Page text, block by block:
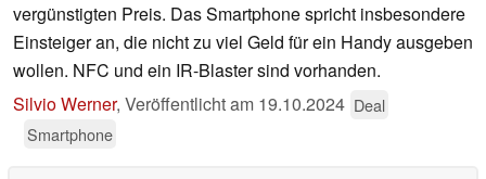
vergünstigten Preis. Das Smartphone spricht insbesondere
Einsteiger an, die nicht zu viel Geld für ein Handy ausgeben
wollen. NFC und ein IR-Blaster sind vorhanden.
Silvio Werner, Veröffentlicht am 19.10.2024 Deal
Smartphone